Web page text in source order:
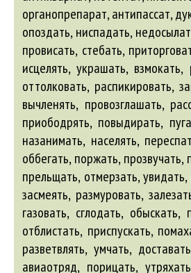
органопрепарат, антипассат,
опоздать, ниспадать,
провисать, стебать,
исцелять, украшать,
оттолковать, распикировать,
вычленять, провозглашать,
приободрять, повыдирать,
назанимать, населять,
оббегать, поржать,
прельщать, отмерзать,
засмеять, размуровать,
газовать, сглодать,
отблистать, приспускать,
разветвлять, умчать,
авиаотряд, порицать,